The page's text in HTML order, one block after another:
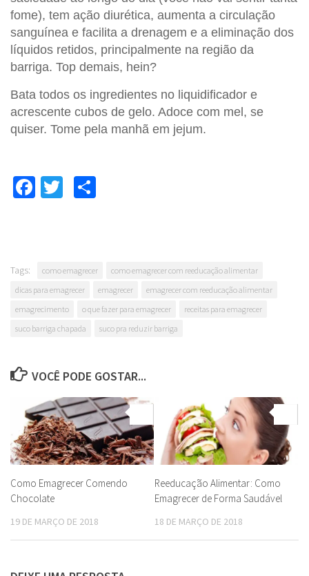
fome), tem ação diurética, aumenta a circulação
sanguínea e facilita a drenagem e a eliminação dos
líquidos retidos, principalmente na região da
barriga. Top demais, hein?
Bata todos os ingredientes no liquidificador e
acrescente cubos de gelo. Adoce com mel, se
quiser. Tome pela manhã em jejum.
Facebook
Twitter
Tags: como emagrecer
como emagrecer com reeducação alimentar
dicas para emagrecer
emagrecer
emagrecer com reeducação alimentar
emagrecimento
o que fazer para emagrecer
receitas para emagrecer
suco barriga chapada
suco pra reduzir barriga
VOCÊ PODE GOSTAR...
Como Emagrecer Comendo
Chocolate
19 DE MARÇO DE 2018
Reeducação Alimentar: Como
Emagrecer de Forma Saudável
18 DE MARÇO DE 2018